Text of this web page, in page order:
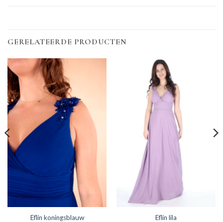
GERELATEERDE PRODUCTEN
Eflin koningsblauw
Eflin lila